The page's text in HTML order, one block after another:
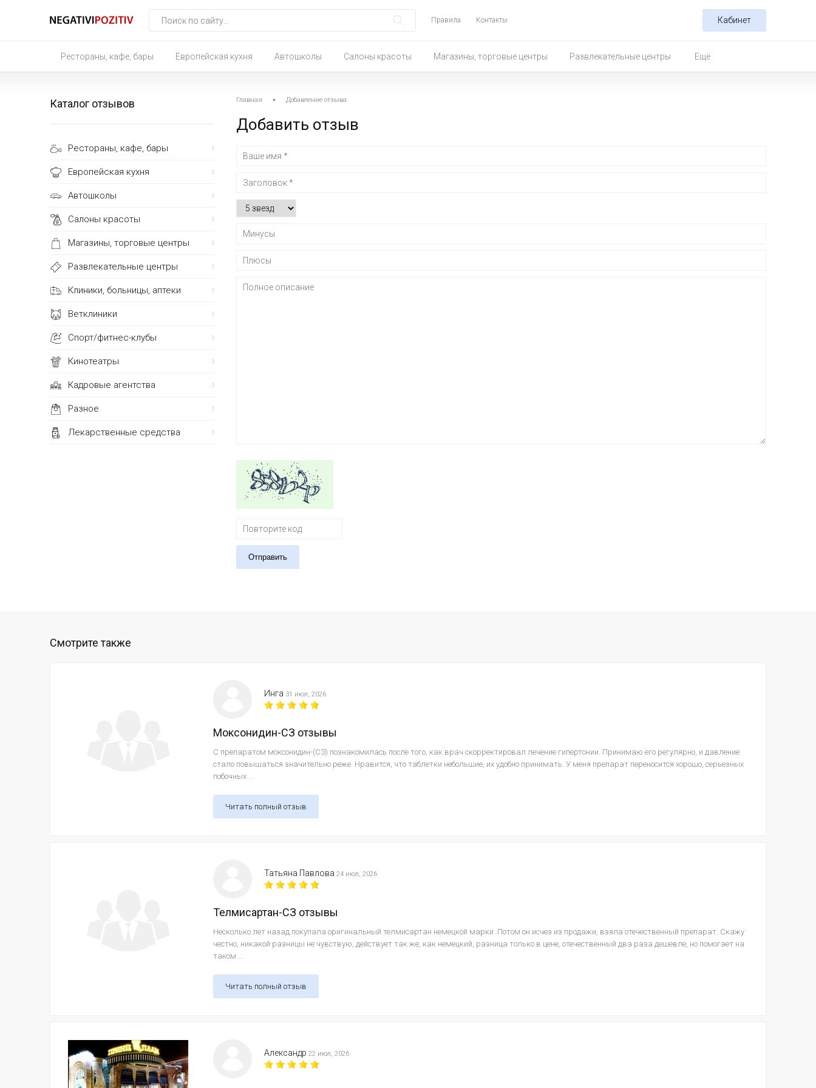
Правила Контакты Кабинет
Рестораны, кафе, бары Европейская кухня Автошколы Салоны красоты Магазины, торговые центры Развлекательные центры Ещё
Каталог отзывов
Рестораны, кафе, бары
Европейская кухня
Автошколы
Салоны красоты
Магазины, торговые центры
Развлекательные центры
Клиники, больницы, аптеки
Ветклиники
Спорт/фитнес-клубы
Кинотеатры
Кадровые агентства
Разное
Лекарственные средства
Главная Добавление отзыва
Добавить отзыв
Отправить
Смотрите также
Инга 31 июл, 2026
Моксонидин-СЗ отзывы
С препаратом моксонидин-(СЗ) познакомилась после того, как врач скорректировал лечение гипертонии. Принимаю его регулярно, и давление
стало повышаться значительно реже. Нравится, что таблетки небольшие, их удобно принимать. У меня препарат переносится хорошо, серьезных
побочных ...
Читать полный отзыв
Татьяна Павлова24 июл, 2026
Телмисартан-СЗ отзывы
Несколько лет назад покупала оригинальный телмисартан немецкой марки. Потом он исчез из продажи, взяла отечественный препарат. Скажу
честно, никакой разницы не чувствую, действует так же, как немецкий, разница только в цене, отечественный два раза дешевле, но помогает на
таком ...
Читать полный отзыв
Александр22 июл, 2026